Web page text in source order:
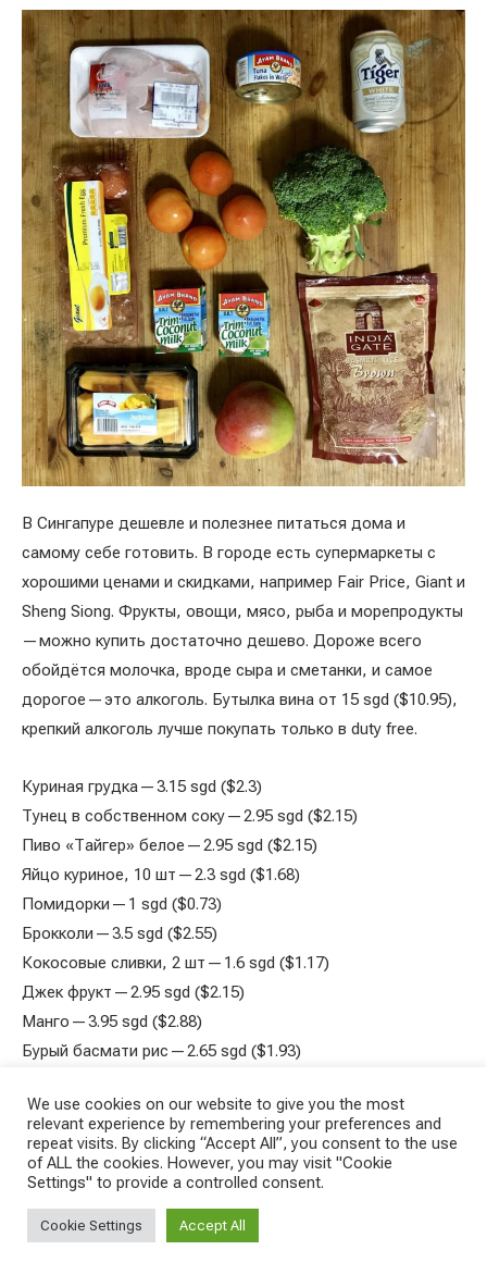
В Сингапуре дешевле и полезнее питаться дома и
самому себе готовить. В городе есть супермаркеты с
хорошими ценами и скидками, например Fair Price, Giant и
Sheng Siong. Фрукты, овощи, мясо, рыба и морепродукты
— можно купить достаточно дешево. Дороже всего
обойдётся молочка, вроде сыра и сметанки, и самое
дорогое — это алкоголь. Бутылка вина от 15 sgd ($10.95),
крепкий алкоголь лучше покупать только в duty free.
Куриная грудка — 3.15 sgd ($2.3)
Тунец в собственном соку — 2.95 sgd ($2.15)
Пиво «Тайгер» белое — 2.95 sgd ($2.15)
Яйцо куриное, 10 шт — 2.3 sgd ($1.68)
Помидорки — 1 sgd ($0.73)
Брокколи — 3.5 sgd ($2.55)
Кокосовые сливки, 2 шт — 1.6 sgd ($1.17)
Джек фрукт — 2.95 sgd ($2.15)
Манго — 3.95 sgd ($2.88)
Бурый басмати рис — 2.65 sgd ($1.93)
Итого: 27 sgd ($20)
Словакия
Сергей, автор канала@Slvsk
We use cookies on our website to give you the most
relevant experience by remembering your preferences and
repeat visits. By clicking “Accept All”, you consent to the use
of ALL the cookies. However, you may visit "Cookie
Settings" to provide a controlled consent.
Cookie Settings Accept All